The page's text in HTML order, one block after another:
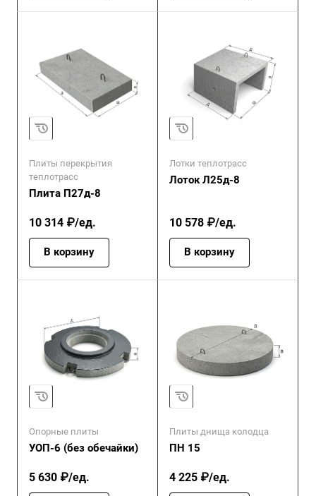
Плиты перекрытия
теплотрасс
Плита П27д-8
10 314 ₽/ед.
В корзину
Лотки теплотрасс
Лоток Л25д-8
10 578 ₽/ед.
В корзину
Опорные плиты
УОП-6 (без обечайки)
5 630 ₽/ед.
Плиты днища колодца
ПН 15
4 225 ₽/ед.